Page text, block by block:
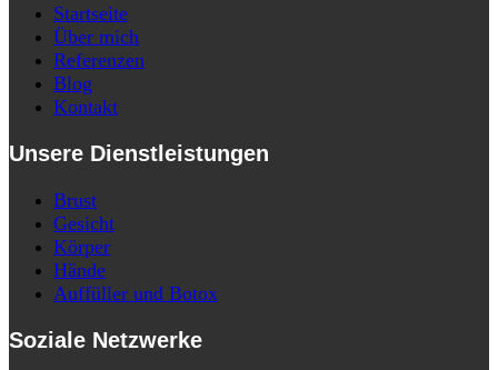
Startseite
Über mich
Referenzen
Blog
Kontakt
Unsere Dienstleistungen
Brust
Gesicht
Körper
Hände
Auffüller und Botox
Soziale Netzwerke